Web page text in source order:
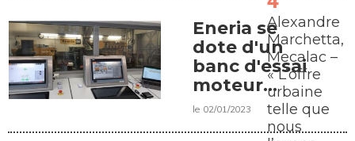
Eneria se
dote d'un
banc d'essai
moteur
"maison"
le 02/01/2023
Alexandre
Marchetta,
Mecalac –
« L’offre
urbaine
telle que
nous